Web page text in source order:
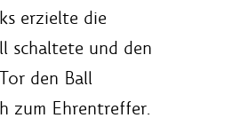
erzielte die
schaltete und den
den Ball
zum Ehrentreffer.